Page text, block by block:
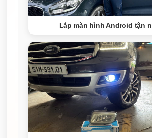
Lắp màn hình Android tận